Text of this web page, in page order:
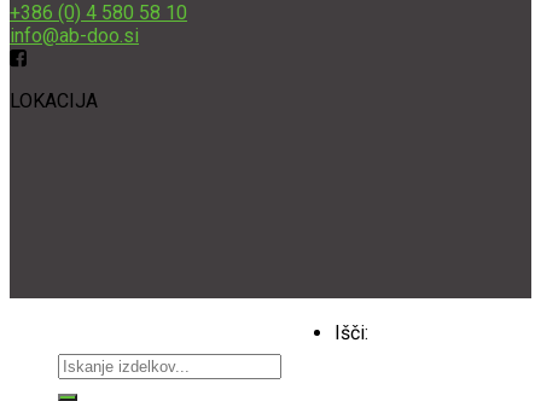
+386 (0) 4 580 58 10
info@ab-doo.si
LOKACIJA
AB d.o.o., Vse pravice pridržane - 2026
Išči: